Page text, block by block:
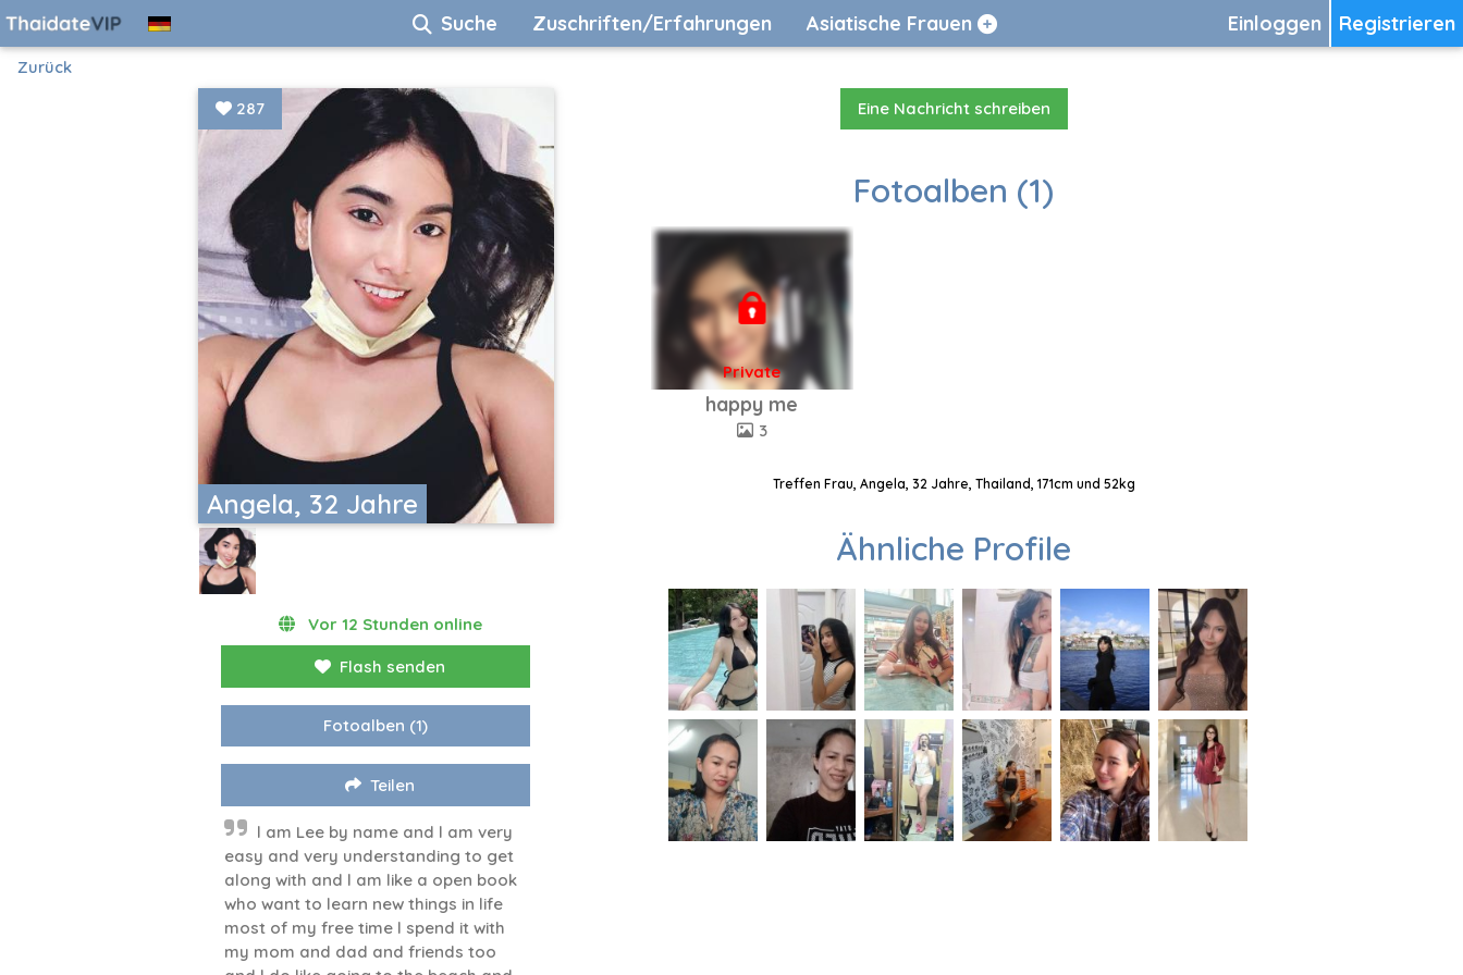
Registrieren
Einloggen
Suche Zuschriften/Erfahrungen Asiatische Frauen
Zurück
Angela, 32 Jahre
287
Vor 12 Stunden online
Flash senden
Fotoalben (1)
Teilen
l am Lee by name and l am very
easy and very understanding to get
along with and l am like a open book
who want to learn new things in life
most of my free time l spend it with
my mom and dad and friends too
Eine Nachricht schreiben
Fotoalben (1)
Private
happy me
3
Treffen Frau, Angela, 32 Jahre, Thailand, 171cm und 52kg
Ähnliche Profile